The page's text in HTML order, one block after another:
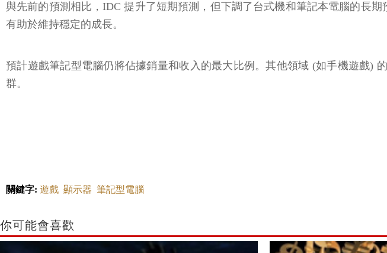
與先前的預測相比，IDC 提升了短期預測，但下調了台式機和筆記本電腦的長
有助於維持穩定的成長。
預計遊戲筆記型電腦仍將佔據銷量和收入的最大比例。其他領域 (如手機遊戲)
群。
關鍵字: 遊戲 顯示器 筆記型電腦
你可能會喜歡